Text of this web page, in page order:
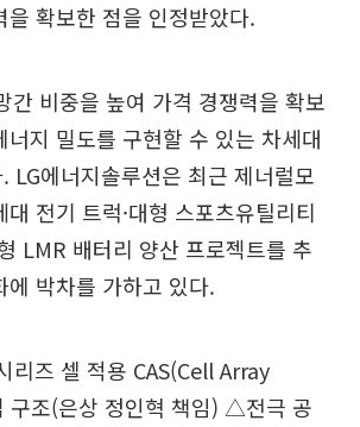
을 확보한 점을 인정받았다.
간 비중을 높여 가격 경쟁력을 확보
너지 밀도를 구현할 수 있는 차세대
LG에너지솔루션은 최근 제너럴모
전기 트럭·대형 스포츠유틸리티
LMR 배터리 양산 프로젝트를 추
에 박차를 가하고 있다.
즈 셀 적용 CAS(Cell Array
조(은상 정인혁 책임) △전극 공